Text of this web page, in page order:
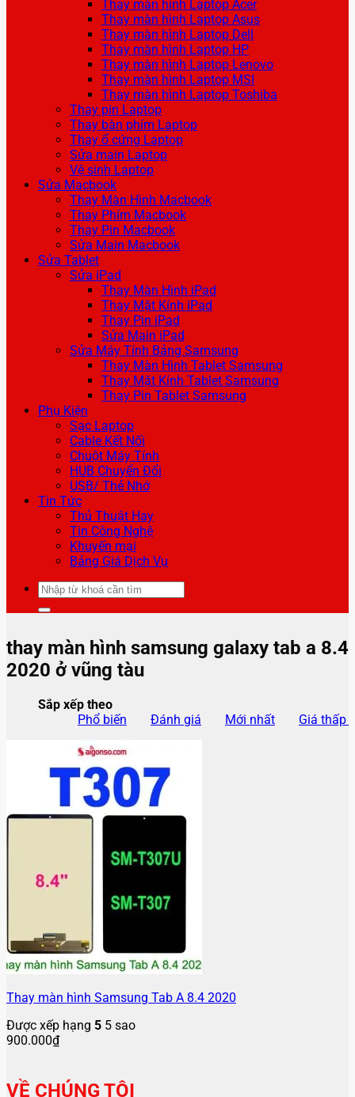
Thay màn hình Laptop Acer
Thay màn hình Laptop Asus
Thay màn hình Laptop Dell
Thay màn hình Laptop HP
Thay màn hình Laptop Lenovo
Thay màn hình Laptop MSI
Thay màn hình Laptop Toshiba
Thay pin Laptop
Thay bàn phím Laptop
Thay ổ cứng Laptop
Sửa main Laptop
Vệ sinh Laptop
Sửa Macbook
Thay Màn Hình Macbook
Thay Phím Macbook
Thay Pin Macbook
Sửa Main Macbook
Sửa Tablet
Sửa iPad
Thay Màn Hình iPad
Thay Mặt Kính iPad
Thay Pin iPad
Sửa Main iPad
Sửa Máy Tính Bảng Samsung
Thay Màn Hình Tablet Samsung
Thay Mặt Kính Tablet Samsung
Thay Pin Tablet Samsung
Phụ Kiện
Sạc Laptop
Cable Kết Nối
Chuột Máy Tính
HUB Chuyển Đổi
USB/ Thẻ Nhớ
Tin Tức
Thủ Thuật Hay
Tin Công Nghệ
Khuyến mại
Bảng Giá Dịch Vụ
Tìm
kiếm:
thay màn hình samsung galaxy tab a 8.4
2020 ở vũng tàu
Sắp xếp theo
Phổ biến
Đánh giá Mới nhất Giá thấp
Thay màn hình Samsung Tab A 8.4 2020
Được xếp hạng 5 5 sao
900.000₫
VỀ CHÚNG TÔI